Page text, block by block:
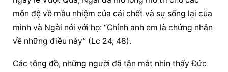
môn đệ về mầu nhiệm của cái chết và sự sống lại của
mình và Ngài nói với họ: “Chính anh em là chứng nhân
về những điều này” (Lc 24, 48).
Các tông đồ, những người đã tận mắt nhìn thấy Đức